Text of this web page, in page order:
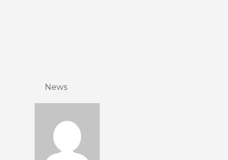
News